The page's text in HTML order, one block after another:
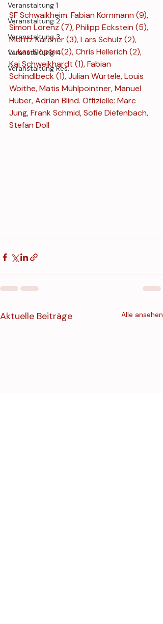
Veranstaltung 1
Veranstaltung 2
Veranstaltung 3
Veranstaltung 4
Veranstaltung Res.
SF Schwaikheim: Fabian Kornmann (9),
Simon Lorenz (7), Philipp Eckstein (5),
Moritz Karcher (3), Lars Schulz (2),
Lukas Klöpfer (2), Chris Hellerich (2),
Kai Schweikhardt (1), Fabian
Schindlbeck (1), Julian Würtele, Louis
Woithe, Matis Mühlpointner, Manuel
Huber, Adrian Blind. Offizielle: Marc
Jung, Frank Schmid, Sofie Diefenbach,
Stefan Doll
Aktuelle Beiträge Alle ansehen